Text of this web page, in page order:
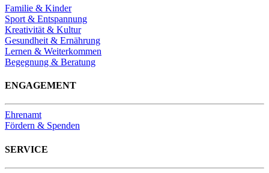
Familie & Kinder
Sport & Entspannung
Kreativität & Kultur
Gesundheit & Ernährung
Lernen & Weiterkommen
Begegnung & Beratung
ENGAGEMENT
Ehrenamt
Fördern & Spenden
SERVICE